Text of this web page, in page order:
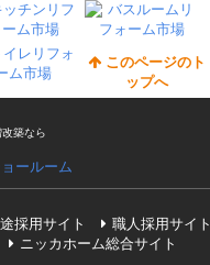
このページのト
ップへ
築なら
採用サイト
職人採用サイ
ニッカホーム総合サイト